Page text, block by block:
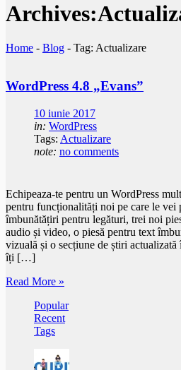
Home - Blog - Tag: Actualizare
WordPress 4.8 „Evans”
10 iunie 2017
in: WordPress
Tags: Actualizare
note: no comments
Echipeaza-te pentru un WordPress
pentru funcționalități noi pe care le vei
îmbunătățiri pentru legături, trei noi
audio și video, o piesă pentru text
vizuală și o secțiune de știri
îți […]
Read More »
Popular
Recent
Tags